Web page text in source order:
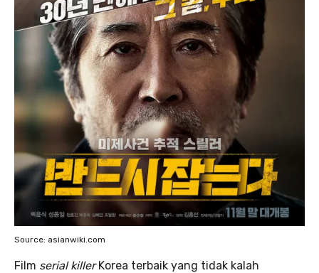
Source: asianwiki.com
Film serial killerKorea terbaik yang tidak kalah